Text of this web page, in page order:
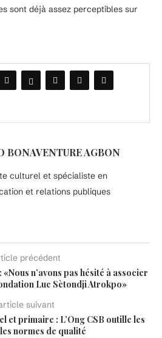
sont déjà assez perceptibles sur
BONAVENTURE AGBON
culturel et spécialiste en
et relations publiques
précédent
n’avons pas hésité à associer
Luc Sètondji Atrokpo»
suivant
et primaire : L’Ong CSB outille les
normes de qualité